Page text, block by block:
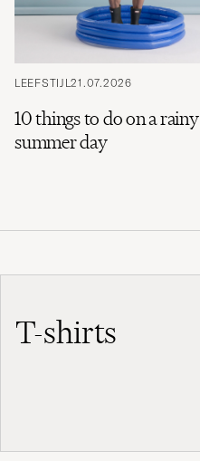
LEEFSTIJL21.07.2026
10 things to do on a rainy
summer day
T-shirts